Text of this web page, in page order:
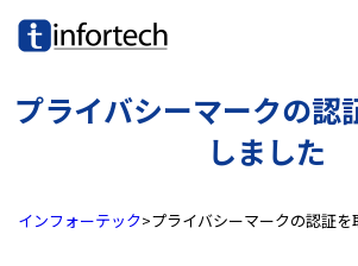
プライバシーマークの認
しました
インフォーテック>プライバシーマークの認証